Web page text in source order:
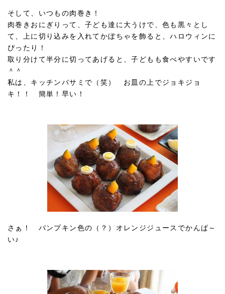
そして、いつもの肉巻き！
肉巻きおにぎりって、子ども達に大うけで、色も黒々とし
て、上に切り込みを入れてかぼちゃを飾ると、ハロウィンに
ぴったり！
取り分けて半分に切ってあげると、子どもも食べやすいです
＾＾
私は、キッチンバサミで（笑） お皿の上でジョキジョ
キ！！ 簡単！早い！
さぁ！ パンプキン色の（？）オレンジジュースでかんぱ～
い♪